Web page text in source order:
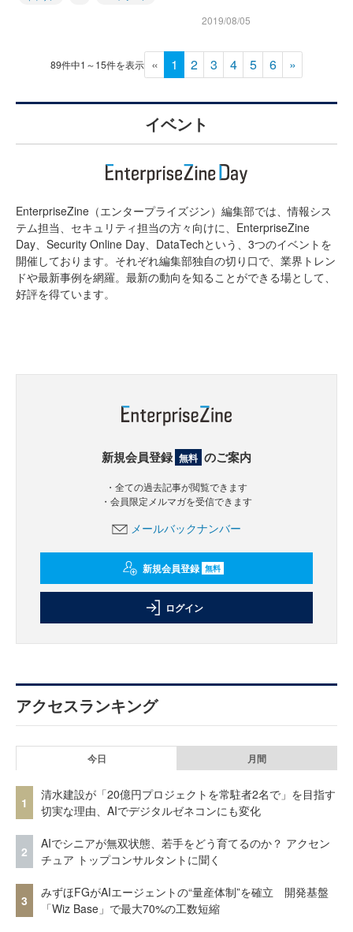
2019/08/05
89件中1～15件を表示 « 1 2 3 4 5 6 »
イベント
EnterpriseZine（エンタープライズジン）編集部では、情報シス
テム担当、セキュリティ担当の方々向けに、EnterpriseZine
Day、Security Online Day、DataTechという、3つのイベントを
開催しております。それぞれ編集部独自の切り口で、業界トレン
ドや最新事例を網羅。最新の動向を知ることができる場として、
好評を得ています。
新規会員登録 無料 のご案内
・全ての過去記事が閲覧できます
・会員限定メルマガを受信できます
メールバックナンバー
新規会員登録 無料
ログイン
アクセスランキング
今日 月間
1
清水建設が「20億円プロジェクトを常駐者2名で」を目指す
切実な理由、AIでデジタルゼネコンにも変化
2
AIでシニアが無双状態、若手をどう育てるのか？ アクセン
チュア トップコンサルタントに聞く
3
みずほFGがAIエージェントの“量産体制”を確立 開発基盤
「Wiz Base」で最大70%の工数短縮